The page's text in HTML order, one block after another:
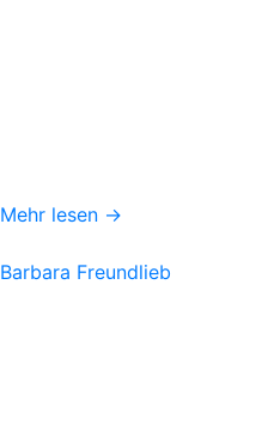
Mehr lesen →
Barbara Freundlieb